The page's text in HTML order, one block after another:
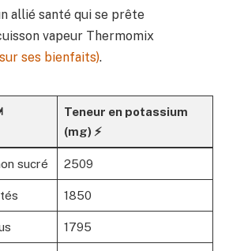
allié santé qui se prête
vapeur Thermomix
ses bienfaits).
Teneur en potassium
(mg) ⚡
sucré 2509
1850
1795